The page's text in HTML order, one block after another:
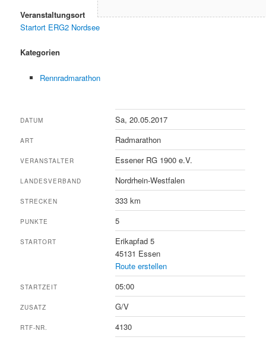
Veranstaltungsort
Startort ERG2 Nordsee
Kategorien
Rennradmarathon
DATUM Sa, 20.05.2017
ART Radmarathon
VERANSTALTER Essener RG 1900 e.V.
LANDESVERBAND Nordrhein-Westfalen
STRECKEN 333 km
PUNKTE 5
STARTORT
Erikapfad 5
45131 Essen
Route erstellen
STARTZEIT 05:00
ZUSATZ G/V
RTF-NR. 4130